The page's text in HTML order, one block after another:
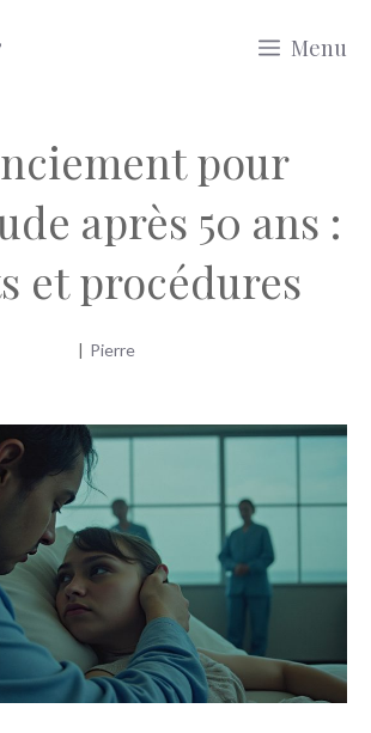
Menu
pour
après 50 ans :
et procédures
| Pierre